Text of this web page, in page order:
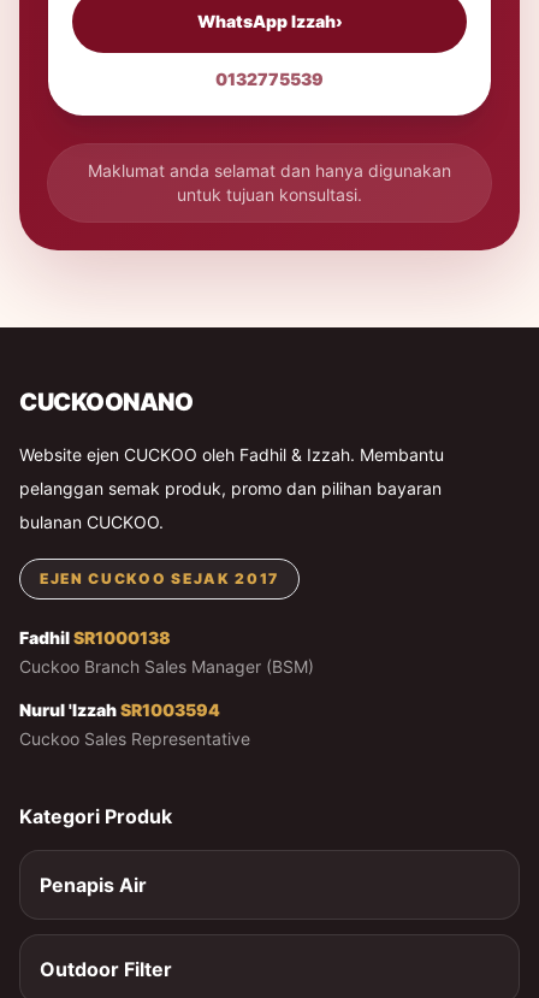
WhatsApp Izzah›
0132775539
Maklumat anda selamat dan hanya digunakan
untuk tujuan konsultasi.
CUCKOONANO
Website ejen CUCKOO oleh Fadhil & Izzah. Membantu
pelanggan semak produk, promo dan pilihan bayaran
bulanan CUCKOO.
EJEN CUCKOO SEJAK 2017
FadhilSR1000138
Cuckoo Branch Sales Manager (BSM)
Nurul 'IzzahSR1003594
Cuckoo Sales Representative
Kategori Produk
Penapis Air
Outdoor Filter